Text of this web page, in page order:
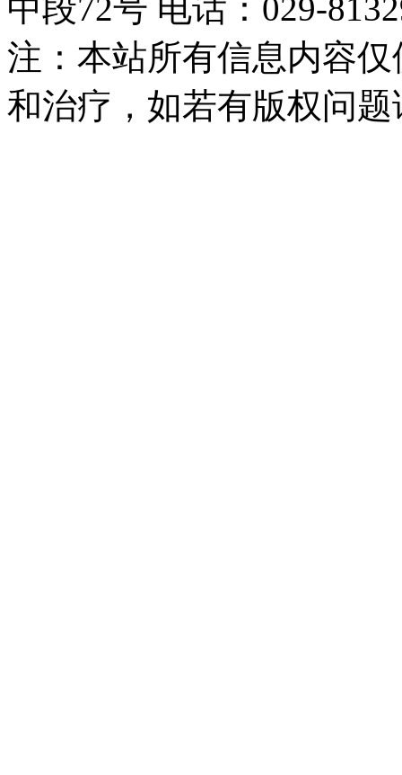
中段72号 电话：029-
注：本站所有信息内容
和治疗，如若有版权问